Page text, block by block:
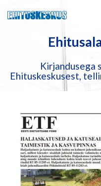
Kirjandusega
Ehituskeskusest,